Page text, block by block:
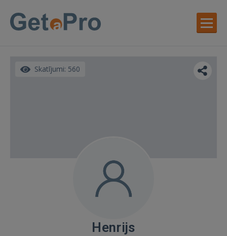
Skatījumi: 560
Henrijs